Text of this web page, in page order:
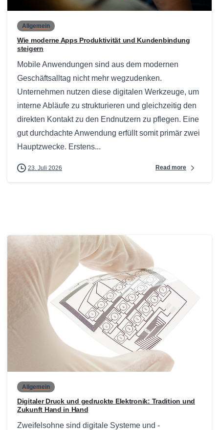
Allgemein
Wie moderne Apps Produktivität und Kundenbindung
steigern
Mobile Anwendungen sind aus dem modernen
Geschäftsalltag nicht mehr wegzudenken.
Unternehmen nutzen diese digitalen Werkzeuge, um
interne Abläufe zu strukturieren und gleichzeitig den
direkten Kontakt zu den Endnutzern zu pflegen. Eine
gut durchdachte Anwendung erfüllt somit primär zwei
Hauptzwecke. Erstens...
23. Juli 2026 Read more
Allgemein
Digitaler Druck und gedruckte Elektronik: Tradition und
Zukunft Hand in Hand
Zweifelsohne sind digitale Systeme und -